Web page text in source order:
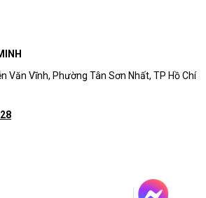
Văn Vĩnh, Phường Tân Sơn Nhất, TP Hồ Chí